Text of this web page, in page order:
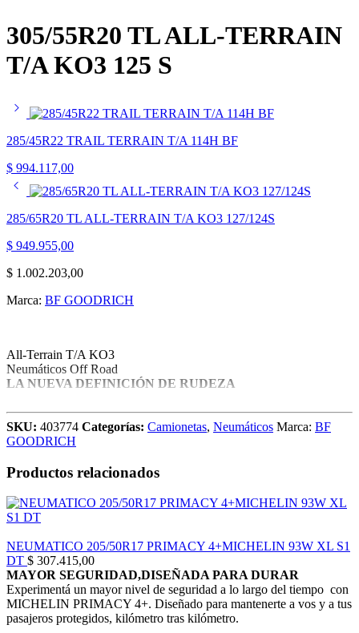
305/55R20 TL ALL-TERRAIN
T/A KO3 125 S
285/45R22 TRAIL TERRAIN T/A 114H BF
$ 994.117,00
285/65R20 TL ALL-TERRAIN T/A KO3 127/124S
$ 949.955,00
$ 1.002.203,00
Marca: BF GOODRICH
All-Terrain T/A KO3
Neumáticos Off Road
LA NUEVA DEFINICIÓN DE RUDEZA
LA LLANTA TODO TERRENO MÁS RUDA CON NUEVA
TECNOLOGÍA LISTA PARA APLASTAR A LA
COMPETENCIA.
CONSTRUIDA PARA DURAR
DISEÑADA PARA SOBRESALIR
Formulado para incrementar la duración de las llantas tanto en
pavimento como en condiciones fuera de la Carretera.
BFGoodrich All-Terrain T/A KO3 brinda mayor rudeza y
resistencia a los costados que los competidores.
SKU: 403774 Categorías: Camionetas, Neumáticos Marca: BF
GOODRICH
Productos relacionados
NEUMATICO 205/50R17 PRIMACY 4+MICHELIN 93W XL S1
DT $ 307.415,00
MAYOR SEGURIDAD,DISEÑADA PARA DURAR
Experimentá un mayor nivel de seguridad a lo largo del tiempo con
MICHELIN PRIMACY 4+. Diseñado para mantenerte a vos y a tus
pasajeros protegidos, kilómetro tras kilómetro.